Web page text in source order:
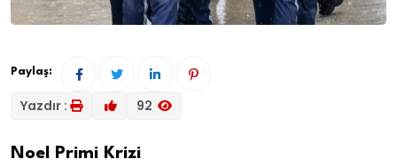
Paylaş:
Yazdır : 92
Noel Primi Krizi